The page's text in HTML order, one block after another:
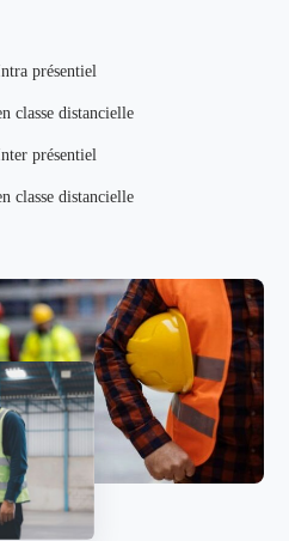
présentiel
classe distancielle
présentiel
classe distancielle